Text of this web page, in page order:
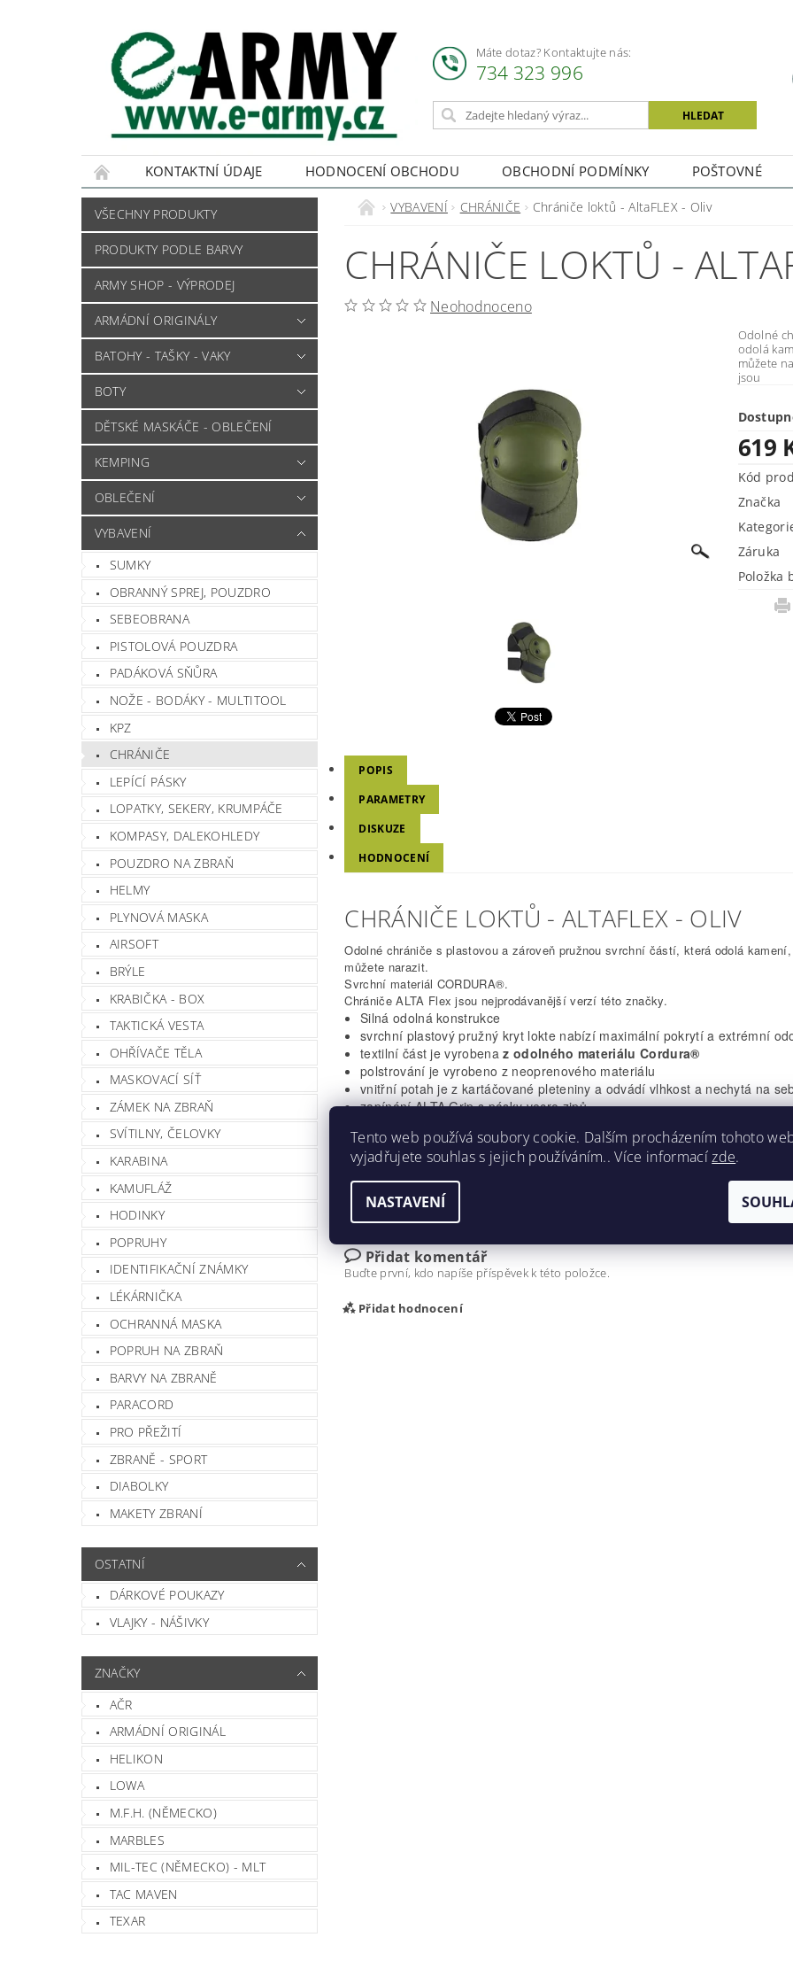
Máte dotaz? Kontaktujte nás:
734 323 996
KONTAKTNÍ ÚDAJE HODNOCENÍ OBCHODU OBCHODNÍ PODMÍNKY POŠTOVNÉ
VŠECHNY PRODUKTY
PRODUKTY PODLE BARVY
ARMY SHOP - VÝPRODEJ
ARMÁDNÍ ORIGINÁLY
BATOHY - TAŠKY - VAKY
BOTY
DĚTSKÉ MASKÁČE - OBLEČENÍ
KEMPING
OBLEČENÍ
VYBAVENÍ
SUMKY
OBRANNÝ SPREJ, POUZDRO
SEBEOBRANA
PISTOLOVÁ POUZDRA
PADÁKOVÁ SŇŮRA
NOŽE - BODÁKY - MULTITOOL
KPZ
CHRÁNIČE
LEPÍCÍ PÁSKY
LOPATKY, SEKERY, KRUMPÁČE
KOMPASY, DALEKOHLEDY
POUZDRO NA ZBRAŇ
HELMY
PLYNOVÁ MASKA
AIRSOFT
BRÝLE
KRABIČKA - BOX
TAKTICKÁ VESTA
OHŘÍVAČE TĚLA
MASKOVACÍ SÍŤ
ZÁMEK NA ZBRAŇ
SVÍTILNY, ČELOVKY
KARABINA
KAMUFLÁŽ
HODINKY
POPRUHY
IDENTIFIKAČNÍ ZNÁMKY
LÉKÁRNIČKA
OCHRANNÁ MASKA
POPRUH NA ZBRAŇ
BARVY NA ZBRANĚ
PARACORD
PRO PŘEŽITÍ
ZBRANĚ - SPORT
DIABOLKY
MAKETY ZBRANÍ
OSTATNÍ
DÁRKOVÉ POUKAZY
VLAJKY - NÁŠIVKY
ZNAČKY
AČR
ARMÁDNÍ ORIGINÁL
HELIKON
LOWA
M.F.H. (NĚMECKO)
MARBLES
MIL-TEC (NĚMECKO) - MLT
TAC MAVEN
TEXAR
VYBAVENÍ CHRÁNIČE Chrániče loktů - AltaFLEX - Oliv
CHRÁNIČE LOKTŮ -
Neohodnoceno
Odolné
odolá
můžete
jsou
619
Kód
Značka
Záruka
Položka
POPIS
PARAMETRY
DISKUZE
HODNOCENÍ
CHRÁNIČE LOKTŮ - ALTAFLEX - OLIV
Odolné chrániče s plastovou a zároveň pružnou svrchní částí, která odolá
můžete narazit.
Svrchní materiál CORDURA®.
Chrániče ALTA Flex jsou nejprodávanější verzí této značky.
Silná odolná konstrukce
svrchní plastový pružný kryt lokte nabízí maximální pokrytí a extrémní
textilní část je vyrobenaz odolného materiálu Cordura®
polstrování je vyrobeno z neoprenového materiálu
vnitřní potah je z kartáčované pleteniny a odvádí vlhkost a nechytá na
zapínání ALTA Grip s pásky vecro zipů
Hmotnost
0.5 kg
Barva
Oliv
Buďte první, kdo napíše příspěvek k této položce.
Přidat komentář
Buďte první, kdo napíše příspěvek k této položce.
Přidat hodnocení
Tento web používá soubory cookie. Dalším procházením tohoto
vyjadřujete souhlas s jejich používáním.. Více informacízde.
NASTAVENÍ